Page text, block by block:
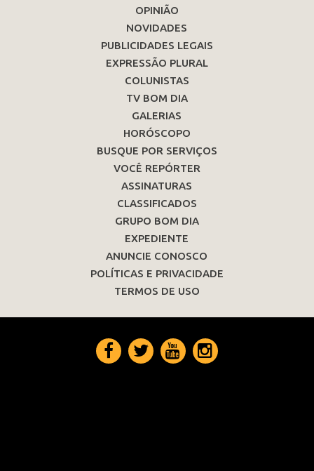
OPINIÃO
NOVIDADES
PUBLICIDADES LEGAIS
EXPRESSÃO PLURAL
COLUNISTAS
TV BOM DIA
GALERIAS
HORÓSCOPO
BUSQUE POR SERVIÇOS
VOCÊ REPÓRTER
ASSINATURAS
CLASSIFICADOS
GRUPO BOM DIA
EXPEDIENTE
ANUNCIE CONOSCO
POLÍTICAS E PRIVACIDADE
TERMOS DE USO